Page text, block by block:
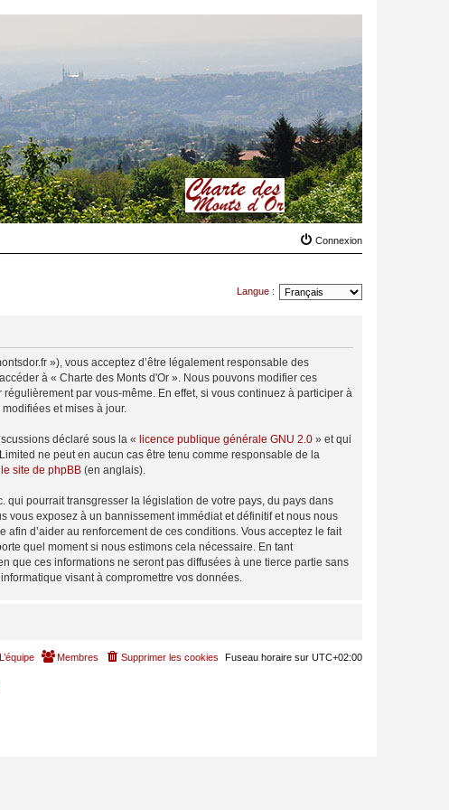
Connexion
Langue :
»), vous acceptez d’être légalement responsable des
à « Charte des Monts d'Or ». Nous pouvons modifier ces
par vous-même. En effet, si vous continuez à participer à
et mises à jour.
déclaré sous la « licence publique générale GNU 2.0 » et qui
ne peut en aucun cas être tenu comme responsable de la
le site de phpBB (en anglais).
pourrait transgresser la législation de votre pays, du pays dans
vous exposez à un bannissement immédiat et définitif et nous nous
afin d’aider au renforcement de ces conditions. Vous acceptez le fait
quel moment si nous estimons cela nécessaire. En tant
que ces informations ne seront pas diffusées à une tierce partie sans
visant à compromettre vos données.
Fuseau horaire sur UTC+02:00
Supprimer les cookies
Membres
L’équipe